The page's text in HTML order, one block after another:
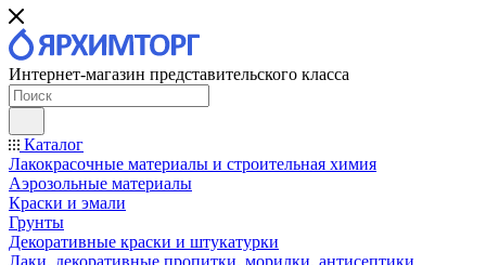
Интернет-магазин представительского класса
Каталог
Лакокрасочные материалы и строительная химия
Аэрозольные материалы
Краски и эмали
Грунты
Декоративные краски и штукатурки
Лаки, декоративные пропитки, морилки, антисептики